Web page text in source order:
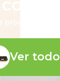
Ver todo